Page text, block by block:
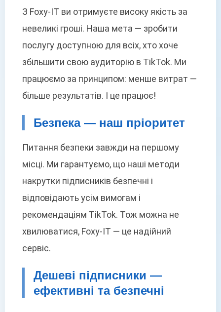
З Foxy-IT ви отримуєте високу якість за
невеликі гроші. Наша мета — зробити
послугу доступною для всіх, хто хоче
збільшити свою аудиторію в TikTok. Ми
працюємо за принципом: менше витрат —
більше результатів. І це працює!
Безпека — наш пріоритет
Питання безпеки завжди на першому
місці. Ми гарантуємо, що наші методи
накрутки підписників безпечні і
відповідають усім вимогам і
рекомендаціям TikTok. Тож можна не
хвилюватися, Foxy-IT — це надійний
сервіс.
Дешеві підписники —
ефективні та безпечні